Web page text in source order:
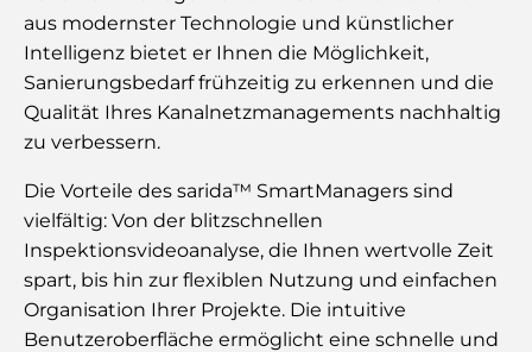
aus modernster Technologie und künstlicher
Intelligenz bietet er Ihnen die Möglichkeit,
Sanierungsbedarf frühzeitig zu erkennen und die
Qualität Ihres Kanalnetzmanagements nachhaltig
zu verbessern.
Die Vorteile des sarida™ SmartManagers sind
vielfältig: Von der blitzschnellen
Inspektionsvideoanalyse, die Ihnen wertvolle Zeit
spart, bis hin zur flexiblen Nutzung und einfachen
Organisation Ihrer Projekte. Die intuitive
Benutzeroberfläche ermöglicht eine schnelle und